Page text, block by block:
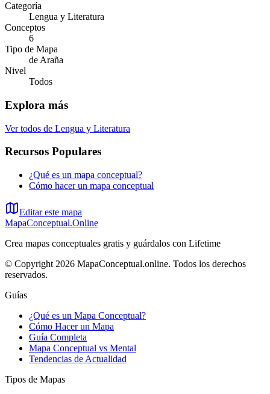
Categoría
Lengua y Literatura
Conceptos
6
Tipo de Mapa
de Araña
Nivel
Todos
Explora más
Ver todos de Lengua y Literatura
Recursos Populares
¿Qué es un mapa conceptual?
Cómo hacer un mapa conceptual
Editar este mapa
MapaConceptual.Online
Crea mapas conceptuales gratis y guárdalos con Lifetime
© Copyright 2026 MapaConceptual.online. Todos los derechos
reservados.
Guías
¿Qué es un Mapa Conceptual?
Cómo Hacer un Mapa
Guía Completa
Mapa Conceptual vs Mental
Tendencias de Actualidad
Tipos de Mapas